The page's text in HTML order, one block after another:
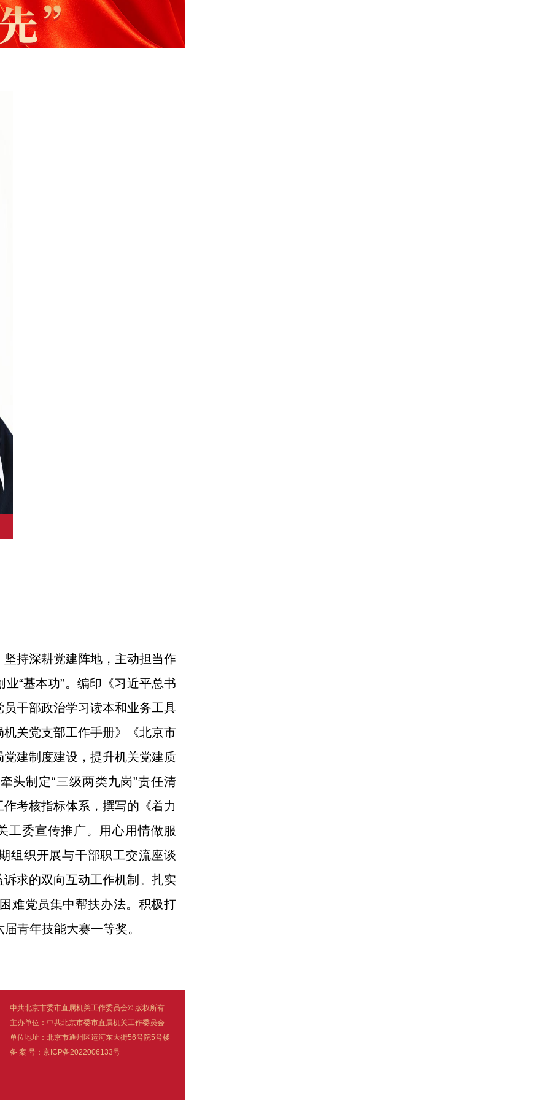
持深耕党建阵地，主动担当作
“基本功”。编印《习近平总书
干部政治学习读本和业务工具
关党支部工作手册》《北京市
建制度建设，提升机关党建质
头制定“三级两类九岗”责任清
考核指标体系，撰写的《着力
工委宣传推广。用心用情做服
组织开展与干部职工交流座谈
求的双向互动工作机制。扎实
难党员集中帮扶办法。积极打
青年技能大赛一等奖。
中共北京市委市直属机关工作委员会© 版权所有
主办单位：中共北京市委市直属机关工作委员会
单位地址：北京市通州区运河东大街56号院5号楼
备 案 号：京ICP备2022006133号